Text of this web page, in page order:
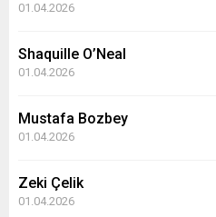
01.04.2026
Shaquille O’Neal
01.04.2026
Mustafa Bozbey
01.04.2026
Zeki Çelik
01.04.2026